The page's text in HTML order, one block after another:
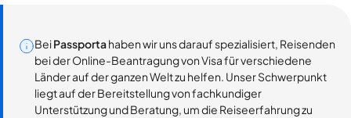
BeiPassportahaben wir uns darauf spezialisiert, Reisenden
bei der Online-Beantragung von Visa für verschiedene
Länder auf der ganzen Welt zu helfen. Unser Schwerpunkt
liegt auf der Bereitstellung von fachkundiger
Unterstützung und Beratung, um die Reiseerfahrung zu